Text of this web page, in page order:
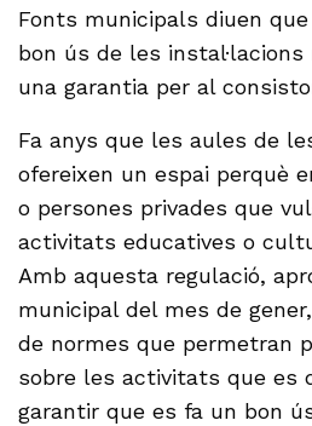
Fonts municipals diuen que
bon ús de les
una garantia per al
Fa anys que les aules de
ofereixen un espai perquè
o persones privades que
activitats educatives o
Amb aquesta regulació,
municipal del mes de
de normes que permetran
sobre les activitats que es
garantir que es fa un bon